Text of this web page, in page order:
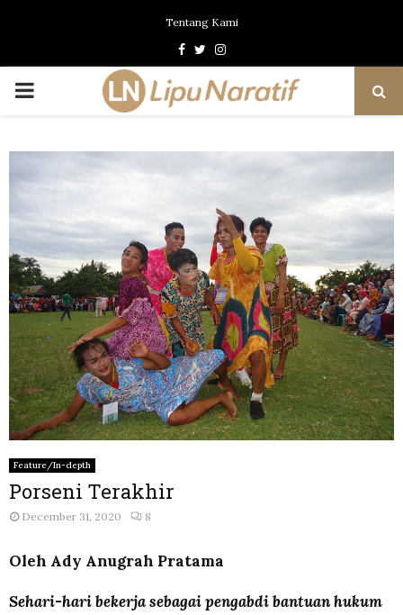
Tentang Kami
Facebook
TwitterInstagram
PRIMARY
Feature/In-depth
Porseni Terakhir
December 31, 2020 8
Oleh Ady Anugrah Pratama
Sehari-hari bekerja sebagai pengabdi bantuan hukum